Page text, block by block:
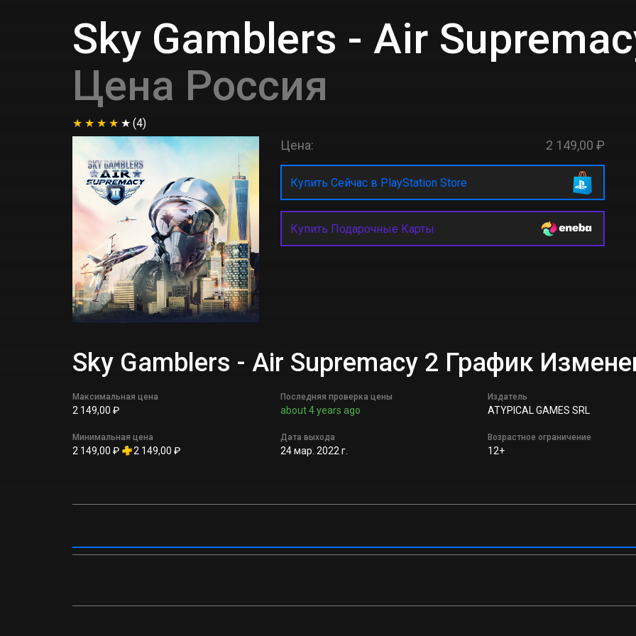
Sky Gamblers - Air
Цена Россия
(4)
Цена: 2 149,00 ₽
Купить Сейчас в PlayStation Store
Купить Подарочные Карты
Sky Gamblers - Air Supremacy 2 График
Максимальная цена
2 149,00 ₽
Минимальная цена
2 149,00 ₽ 2 149,00 ₽
Последняя проверка цены
about 4 years ago
Дата выхода
24 мар. 2022 г.
Издатель
ATYPICAL GAMES SRL
Возрастное ограничение
12+